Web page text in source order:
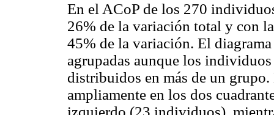
En el ACoP de los 270
26% de la variación total y con
45% de la variación. El
agrupadas aunque los
distribuidos en más de un
ampliamente en los dos